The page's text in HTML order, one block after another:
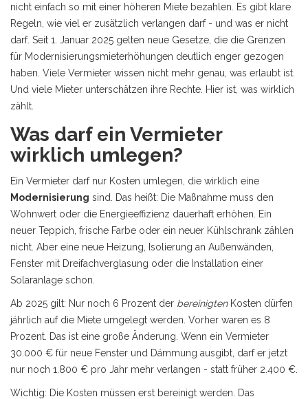
nicht einfach so mit einer höheren Miete bezahlen. Es gibt klare
Regeln, wie viel er zusätzlich verlangen darf - und was er nicht
darf. Seit 1. Januar 2025 gelten neue Gesetze, die die Grenzen
für Modernisierungsmieterhöhungen deutlich enger gezogen
haben. Viele Vermieter wissen nicht mehr genau, was erlaubt ist.
Und viele Mieter unterschätzen ihre Rechte. Hier ist, was wirklich
zählt.
Was darf ein Vermieter
wirklich umlegen?
Ein Vermieter darf nur Kosten umlegen, die wirklich eine
Modernisierung sind. Das heißt: Die Maßnahme muss den
Wohnwert oder die Energieeffizienz dauerhaft erhöhen. Ein
neuer Teppich, frische Farbe oder ein neuer Kühlschrank zählen
nicht. Aber eine neue Heizung, Isolierung an Außenwänden,
Fenster mit Dreifachverglasung oder die Installation einer
Solaranlage schon.
Ab 2025 gilt: Nur noch 6 Prozent der bereinigtenKosten dürfen
jährlich auf die Miete umgelegt werden. Vorher waren es 8
Prozent. Das ist eine große Änderung. Wenn ein Vermieter
30.000 € für neue Fenster und Dämmung ausgibt, darf er jetzt
nur noch 1.800 € pro Jahr mehr verlangen - statt früher 2.400 €.
Wichtig: Die Kosten müssen erst bereinigt werden. Das